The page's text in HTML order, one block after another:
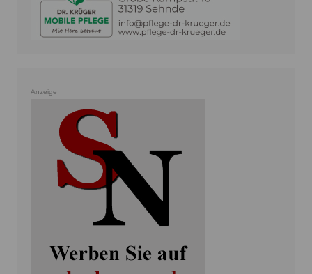
Anzeige